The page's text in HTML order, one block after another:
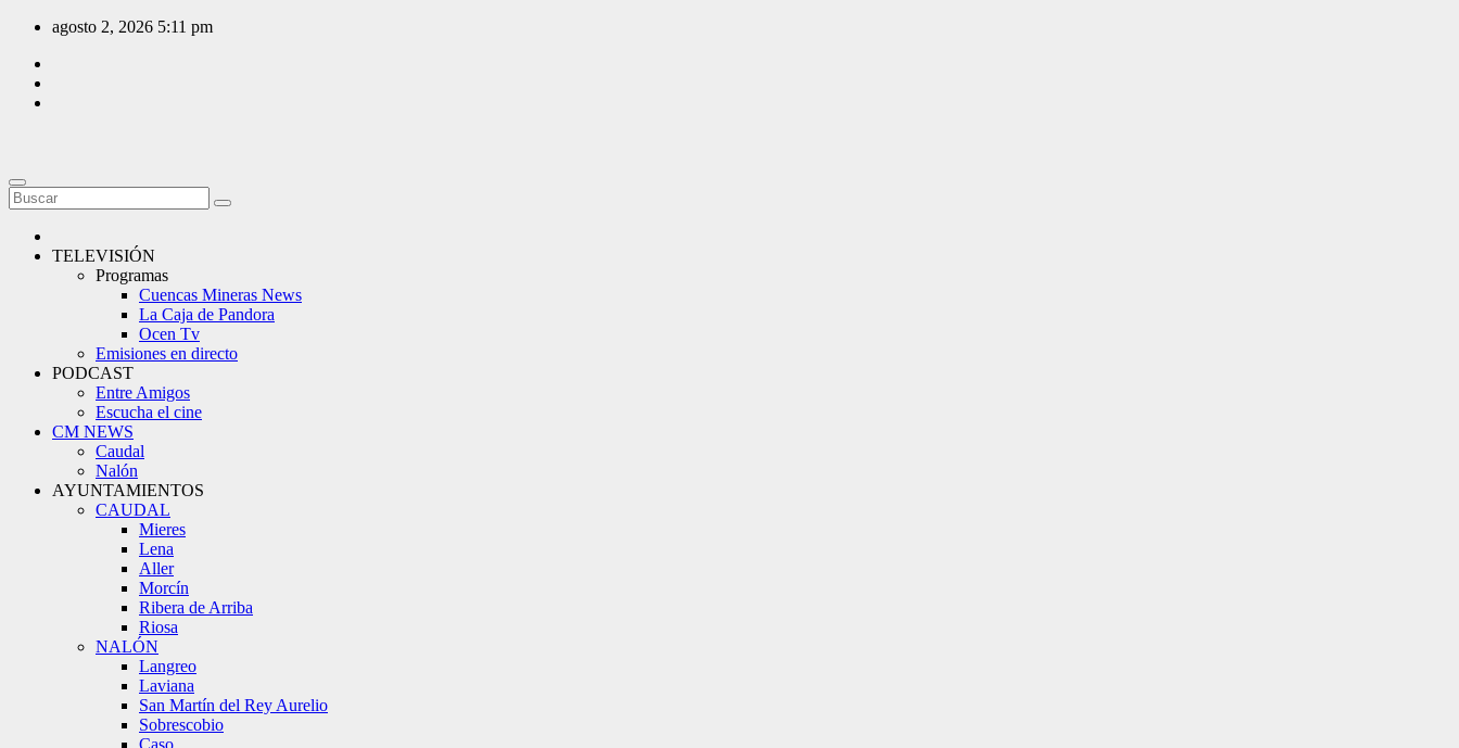
Saltar
contenido
agosto 2, 2026 5:11 pm
TELEVISIÓN
Programas
Cuencas Mineras News
La Caja de Pandora
Ocen Tv
Emisiones en directo
PODCAST
Entre Amigos
Escucha el cine
CM NEWS
Caudal
Nalón
AYUNTAMIENTOS
CAUDAL
Mieres
Lena
Aller
Morcín
Ribera de Arriba
Riosa
NALÓN
Langreo
Laviana
San Martín del Rey Aurelio
Sobrescobio
Caso